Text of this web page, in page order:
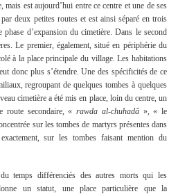
est aujourd’hui entre ce centre et une de ses
deux petites routes et est ainsi séparé en trois
phase d’expansion du cimetière. Dans le second
Le premier, également, situé en périphérie du
à la place principale du village. Les habitations
donc plus s’étendre. Une des spécificités de ce
regroupant de quelques tombes à quelques
cimetière a été mis en place, loin du centre, un
route secondaire, « rawda al-chuhadâ», « le
sur les tombes de martyrs présentes dans
sur les tombes faisant mention du
temps différenciés des autres morts qui les
un statut, une place particulière que la